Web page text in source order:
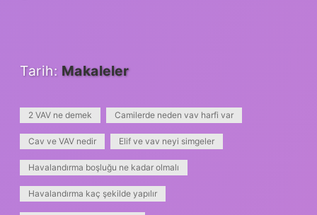
Tarih: Makaleler
2 VAV ne demek Camilerde neden vav harfi var
Cav ve VAV nedir Elif ve vav neyi simgeler
Havalandırma boşluğu ne kadar olmalı
Havalandırma kaç şekilde yapılır